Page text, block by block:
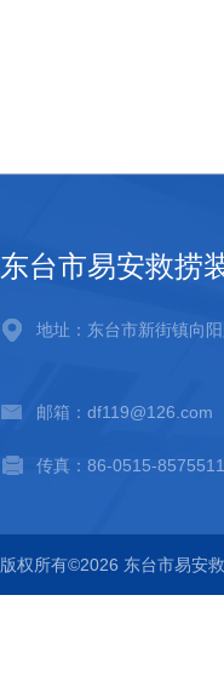
东台市易安救捞
地址：东台市新街镇向
邮箱：df119@126.com
传真：86-0515-
版权所有©2026 东台市易安